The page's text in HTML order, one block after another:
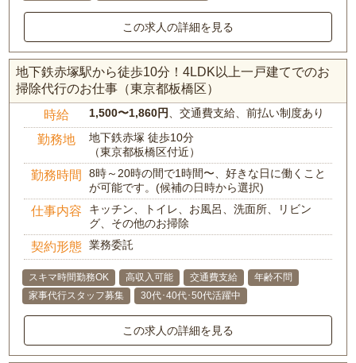
この求人の詳細を見る
地下鉄赤塚駅から徒歩10分！4LDK以上一戸建てでのお
掃除代行のお仕事（東京都板橋区）
時給 1,500〜1,860円、交通費支給、前払い制度あり
勤務地
地下鉄赤塚 徒歩10分
（東京都板橋区付近）
勤務時間
8時～20時の間で1時間〜、好きな日に働くこと
が可能です。(候補の日時から選択)
仕事内容
キッチン、トイレ、お風呂、洗面所、リビン
グ、その他のお掃除
契約形態 業務委託
スキマ時間勤務OK 高収入可能 交通費支給
年齢不問
家事代行スタッフ募集
30代･40代･50代活躍中
この求人の詳細を見る